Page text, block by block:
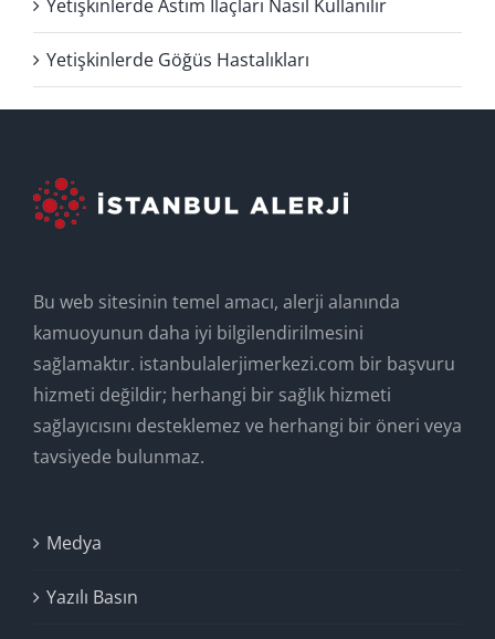
Yetişkinlerde Astım İlaçları Nasıl Kullanılır
Yetişkinlerde Göğüs Hastalıkları
Bu web sitesinin temel amacı, alerji alanında
kamuoyunun daha iyi bilgilendirilmesini
sağlamaktır. istanbulalerjimerkezi.com bir başvuru
hizmeti değildir; herhangi bir sağlık hizmeti
sağlayıcısını desteklemez ve herhangi bir öneri veya
tavsiyede bulunmaz.
Medya
Yazılı Basın